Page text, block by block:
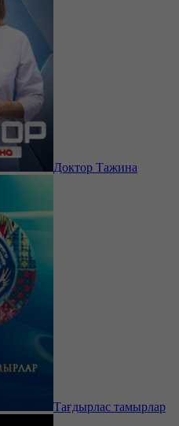
Доктор Тажина
Тағдырлас тамырлар